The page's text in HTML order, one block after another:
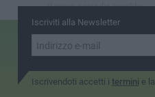
Il grave episodio sarebbe
accaduto nella serata del 4
periferia cittadina
Iscriviti alla Newsletter
Iscrivendoti accetti i termini e la